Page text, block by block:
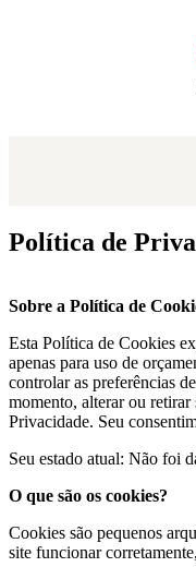
Política de
Sobre a Política de
Esta Política de Cookies
apenas para uso de
controlar as preferências
momento, alterar ou retirar
Privacidade. Seu
Seu estado atual: Não foi
O que são os cookies?
Cookies são pequenos
site funcionar